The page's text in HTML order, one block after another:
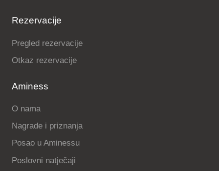
Rezervacije
Pregled rezervacije
Otkaz rezervacije
Aminess
O nama
Nagrade i priznanja
Posao u Aminessu
Poslovni natječaji